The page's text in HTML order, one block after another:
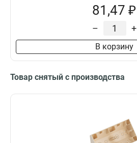
81,47 ₽
– +
В корзину
Товар снятый с производства